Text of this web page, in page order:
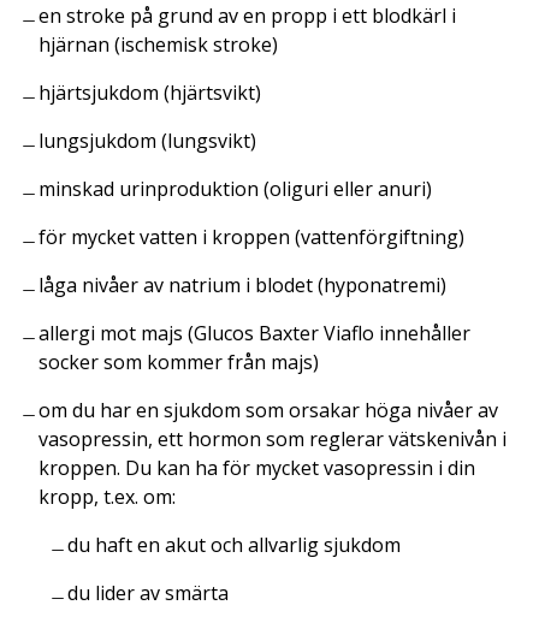
en stroke på grund av en propp i ett blodkärl i
hjärnan (ischemisk stroke)
hjärtsjukdom (hjärtsvikt)
lungsjukdom (lungsvikt)
minskad urinproduktion (oliguri eller anuri)
för mycket vatten i kroppen (vattenförgiftning)
låga nivåer av natrium i blodet (hyponatremi)
allergi mot majs (Glucos Baxter Viaflo innehåller
socker som kommer från majs)
om du har en sjukdom som orsakar höga nivåer av
vasopressin, ett hormon som reglerar vätskenivån i
kroppen. Du kan ha för mycket vasopressin i din
kropp, t.ex. om:
du haft en akut och allvarlig sjukdom
du lider av smärta